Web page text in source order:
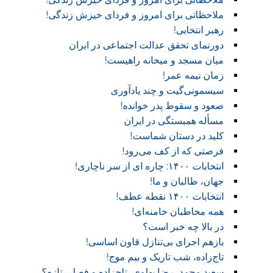
ملاحظاتی برای امروز و فردای خیزش زندگی!
رهبر انتخابی!
دورنمای تحقق عدالت اجتماعی در ایران
میان مسجد و میخانه راهیست!‏
زمان نیمه عمر!‏
سیسمونی‌گیت و چند یادآوری
صعود و سقوط پدر خوانده!‏
مسأله همبستگی در ایران
کلید در دستان شماست!‏
فرصتی که از کف می‌رود!
انتخابات ۱۴۰۰: چاره ای از سر ناچاری!
جهان، طالبان و ما!
انتخابات ۱۴۰۰ نقطه عطف!‏
همه مخاطبان خامنه‌ای!
در بالا چه خبر است؟‎ ‎
بازهم اجرای بی‌تنازل قاون اساسی!
تاج‌زاده، شب تاریک و بیم موج!